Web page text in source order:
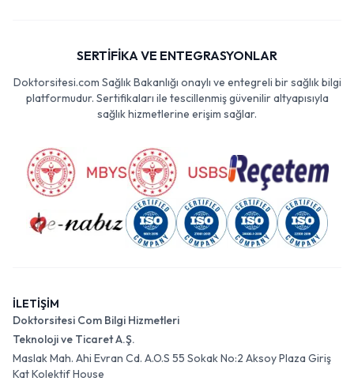
SERTİFİKA VE ENTEGRASYONLAR
Doktorsitesi.com Sağlık Bakanlığı onaylı ve entegreli bir sağlık bilgi
platformudur. Sertifikaları ile tescillenmiş güvenilir altyapısıyla
sağlık hizmetlerine erişim sağlar.
İLETİŞİM
Doktorsitesi Com Bilgi Hizmetleri
Teknoloji ve Ticaret A.Ş.
Maslak Mah. Ahi Evran Cd. A.O.S 55 Sokak No:2 Aksoy Plaza Giriş
Kat Kolektif House